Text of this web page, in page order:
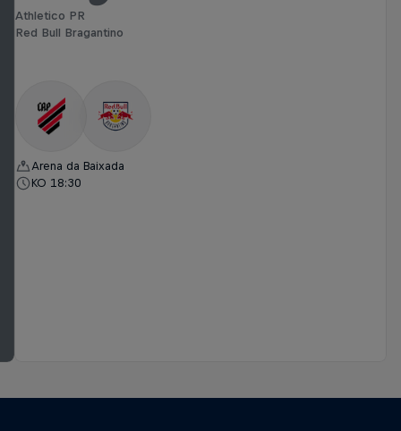
Athletico PR
Red Bull Bragantino
Arena da Baixada
KO 18:30